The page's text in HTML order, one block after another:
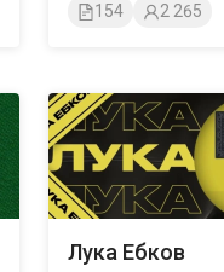
154 2 265
Лука Ебков